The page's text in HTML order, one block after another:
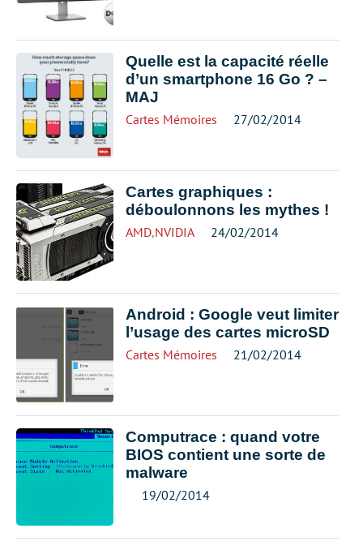
Quelle est la capacité réelle
d’un smartphone 16 Go ? –
MAJ
Cartes Mémoires 27/02/2014
Cartes graphiques :
déboulonnons les mythes !
AMD,NVIDIA 24/02/2014
Android : Google veut limiter
l’usage des cartes microSD
Cartes Mémoires 21/02/2014
Computrace : quand votre
BIOS contient une sorte de
malware
19/02/2014